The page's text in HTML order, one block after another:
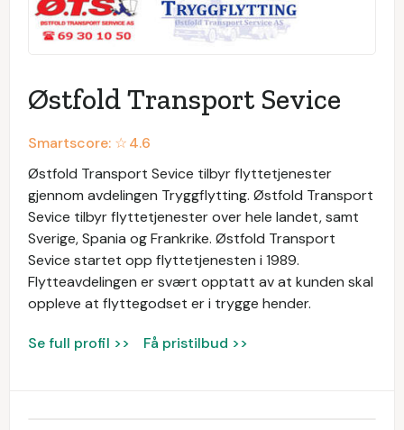
Østfold Transport Sevice
Smartscore: ☆4.6
Østfold Transport Sevice tilbyr flyttetjenester
gjennom avdelingen Tryggflytting. Østfold Transport
Sevice tilbyr flyttetjenester over hele landet, samt
Sverige, Spania og Frankrike. Østfold Transport
Sevice startet opp flyttetjenesten i 1989.
Flytteavdelingen er svært opptatt av at kunden skal
oppleve at flyttegodset er i trygge hender.
Se full profil >> Få pristilbud >>